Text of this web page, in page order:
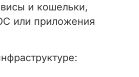
и кошельки,
или приложения